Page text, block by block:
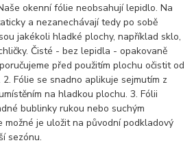
okenní fólie neobsahují lepidlo. Na
a nezanechávají tedy po sobě
jakékoli hladké plochy, například sklo,
Čisté - bez lepidla - opakovaně
před použitím plochu očistit od
Fólie se snadno aplikuje sejmutím z
na hladkou plochu. 3. Fólii
bublinky rukou nebo suchým
možné je uložit na původní podkladový
sezónu.